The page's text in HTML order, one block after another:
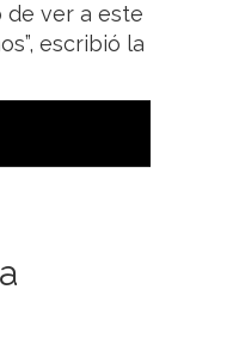
de ver a este
escribió la